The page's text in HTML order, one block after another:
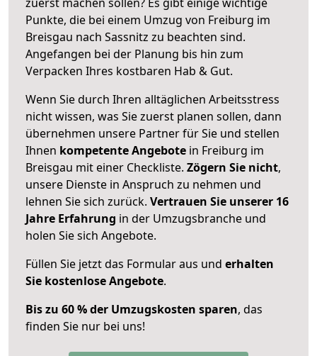
Punkte, die bei einem Umzug von Freiburg im
Breisgau nach Sassnitz zu beachten sind.
Angefangen bei der Planung bis hin zum
Verpacken Ihres kostbaren Hab & Gut.
Wenn Sie durch Ihren alltäglichen Arbeitsstress
nicht wissen, was Sie zuerst planen sollen, dann
übernehmen unsere Partner für Sie und stellen
Ihnen kompetente Angebote in Freiburg im
Breisgau mit einer Checkliste. Zögern Sie nicht,
unsere Dienste in Anspruch zu nehmen und
lehnen Sie sich zurück. Vertrauen Sie unserer 16
Jahre Erfahrung in der Umzugsbranche und
holen Sie sich Angebote.
Füllen Sie jetzt das Formular aus und erhalten
Sie kostenlose Angebote.
Bis zu 60 % der Umzugskosten sparen, das
finden Sie nur bei uns!